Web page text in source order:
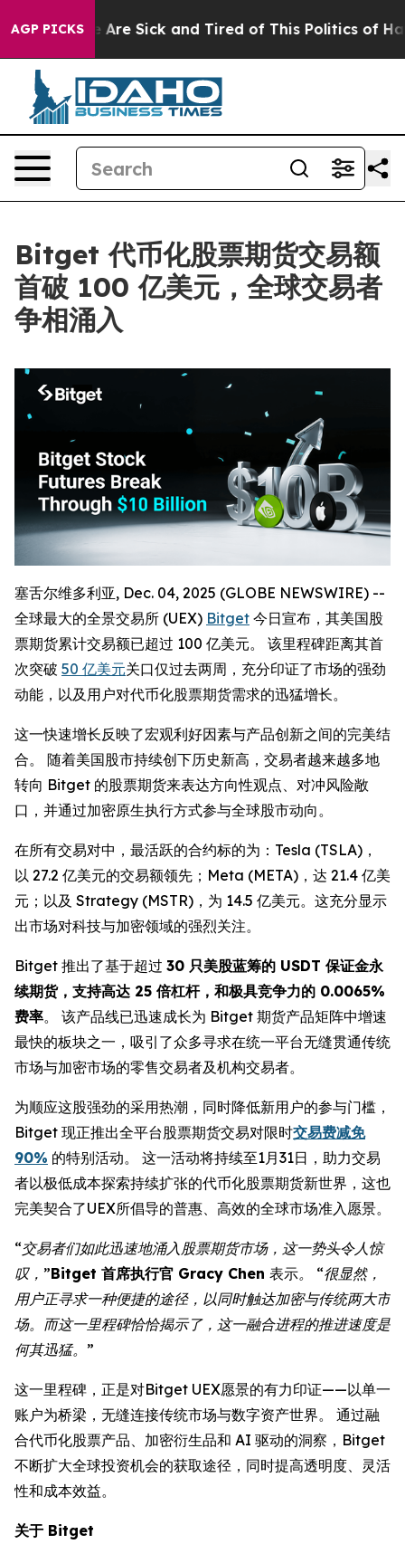
AGP PICKSAre Sick and Tired of This Politics of
Bitget 代币化股票期货交易额
首破 100 亿美元，全球交易者
争相涌入
塞舌尔维多利亚, Dec. 04, 2025 (GLOBE NEWSWIRE) --
全球最大的全景交易所 (UEX) Bitget 今日宣布，其美国股
票期货累计交易额已超过 100 亿美元。 该里程碑距离其首
次突破 50 亿美元关口仅过去两周，充分印证了市场的强劲
动能，以及用户对代币化股票期货需求的迅猛增长。
这一快速增长反映了宏观利好因素与产品创新之间的完美结
合。 随着美国股市持续创下历史新高，交易者越来越多地
转向 Bitget 的股票期货来表达方向性观点、对冲风险敞
口，并通过加密原生执行方式参与全球股市动向。
在所有交易对中，最活跃的合约标的为：Tesla (TSLA)，
以 27.2 亿美元的交易额领先；Meta (META)，达 21.4 亿美
元；以及 Strategy (MSTR)，为 14.5 亿美元。这充分显示
出市场对科技与加密领域的强烈关注。
Bitget 推出了基于超过 30 只美股蓝筹的 USDT 保证金永
续期货，支持高达 25 倍杠杆，和极具竞争力的 0.0065%
费率。 该产品线已迅速成长为 Bitget 期货产品矩阵中增速
最快的板块之一，吸引了众多寻求在统一平台无缝贯通传统
市场与加密市场的零售交易者及机构交易者。
为顺应这股强劲的采用热潮，同时降低新用户的参与门槛，
Bitget 现正推出全平台股票期货交易对限时交易费减免
90% 的特别活动。 这一活动将持续至1月31日，助力交易
者以极低成本探索持续扩张的代币化股票期货新世界，这也
完美契合了UEX所倡导的普惠、高效的全球市场准入愿景。
“交易者们如此迅速地涌入股票期货市场，这一势头令人惊
叹，”Bitget 首席执行官 Gracy Chen 表示。 “很显然，
用户正寻求一种便捷的途径，以同时触达加密与传统两大市
场。而这一里程碑恰恰揭示了，这一融合进程的推进速度是
何其迅猛。”
这一里程碑，正是对Bitget UEX愿景的有力印证——以单一
账户为桥梁，无缝连接传统市场与数字资产世界。 通过融
合代币化股票产品、加密衍生品和 AI 驱动的洞察，Bitget
不断扩大全球投资机会的获取途径，同时提高透明度、灵活
性和成本效益。
关于 Bitget